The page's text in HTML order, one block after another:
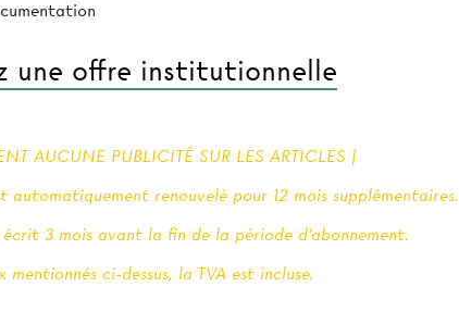
une offre institutionnelle
AUCUNE PUBLICITÉ SUR LES ARTICLES |
automatiquement renouvelé pour 12 mois supplémentaires.
3 mois avant la fin de la période d'abonnement.
mentionnés ci-dessus, la TVA est incluse.